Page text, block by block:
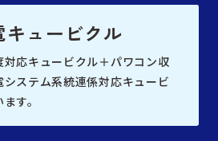
ュービクル
対応キュービクル＋パワコン収
ステム系統連係対応キュービ
す。